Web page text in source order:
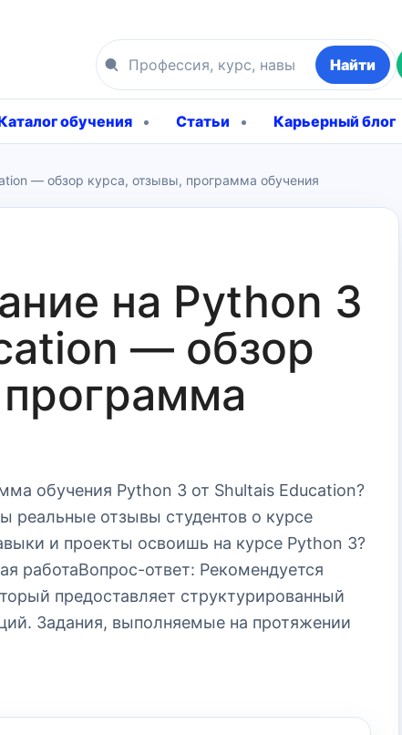
Найти
обучения Статьи Карьерный блог
— обзор курса, отзывы, программа обучения
на Python 3
— обзор
обучения Python 3 от Shultais Education?
реальные отзывы студентов о курсе
и проекты освоишь на курсе Python 3?
работаВопрос-ответ: Рекомендуется
предоставляет структурированный
Задания, выполняемые на протяжении